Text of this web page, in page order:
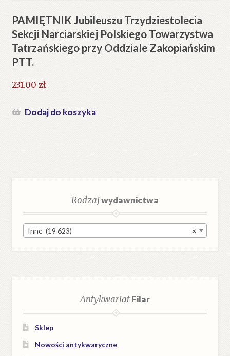
PAMIĘTNIK Jubileuszu Trzydziestolecia
Sekcji Narciarskiej Polskiego Towarzystwa
Tatrzańskiego przy Oddziale Zakopiańskim
PTT.
231.00 zł
Dodaj do koszyka
Rodzajwydawnictwa
×
Inne (19 623)
AntykwariatFilar
Sklep
Nowości antykwaryczne